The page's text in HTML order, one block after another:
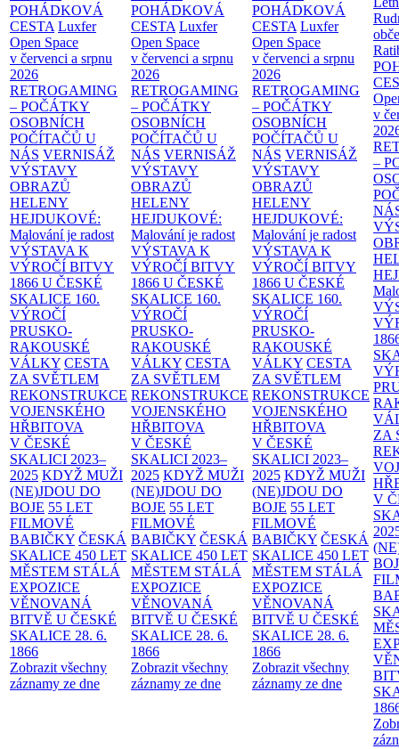
POHÁDKOVÁ
CESTA Luxfer
Open Space
v červenci a srpnu
2026
RETROGAMING
– POČÁTKY
OSOBNÍCH
POČÍTAČŮ U
NÁS VERNISÁŽ
VÝSTAVY
OBRAZŮ
HELENY
HEJDUKOVÉ:
Malování je radost
VÝSTAVA K
VÝROČÍ BITVY
1866 U ČESKÉ
SKALICE 160.
VÝROČÍ
PRUSKO-
RAKOUSKÉ
VÁLKY CESTA
ZA SVĚTLEM
REKONSTRUKCE
VOJENSKÉHO
HŘBITOVA
V ČESKÉ
SKALICI 2023–
2025 KDYŽ MUŽI
(NE)JDOU DO
BOJE 55 LET
FILMOVÉ
BABIČKY ČESKÁ
SKALICE 450 LET
MĚSTEM STÁLÁ
EXPOZICE
VĚNOVANÁ
BITVĚ U ČESKÉ
SKALICE 28. 6.
1866
Zobrazit všechny
záznamy ze dne
POHÁDKOVÁ
CESTA Luxfer
Open Space
v červenci a srpnu
2026
RETROGAMING
– POČÁTKY
OSOBNÍCH
POČÍTAČŮ U
NÁS VERNISÁŽ
VÝSTAVY
OBRAZŮ
HELENY
HEJDUKOVÉ:
Malování je radost
VÝSTAVA K
VÝROČÍ BITVY
1866 U ČESKÉ
SKALICE 160.
VÝROČÍ
PRUSKO-
RAKOUSKÉ
VÁLKY CESTA
ZA SVĚTLEM
REKONSTRUKCE
VOJENSKÉHO
HŘBITOVA
V ČESKÉ
SKALICI 2023–
2025 KDYŽ MUŽI
(NE)JDOU DO
BOJE 55 LET
FILMOVÉ
BABIČKY ČESKÁ
SKALICE 450 LET
MĚSTEM STÁLÁ
EXPOZICE
VĚNOVANÁ
BITVĚ U ČESKÉ
SKALICE 28. 6.
1866
Zobrazit všechny
záznamy ze dne
POHÁDKOVÁ
CESTA Luxfer
Open Space
v červenci a srpnu
2026
RETROGAMING
– POČÁTKY
OSOBNÍCH
POČÍTAČŮ U
NÁS VERNISÁŽ
VÝSTAVY
OBRAZŮ
HELENY
HEJDUKOVÉ:
Malování je radost
VÝSTAVA K
VÝROČÍ BITVY
1866 U ČESKÉ
SKALICE 160.
VÝROČÍ
PRUSKO-
RAKOUSKÉ
VÁLKY CESTA
ZA SVĚTLEM
REKONSTRUKCE
VOJENSKÉHO
HŘBITOVA
V ČESKÉ
SKALICI 2023–
2025 KDYŽ MUŽI
(NE)JDOU DO
BOJE 55 LET
FILMOVÉ
BABIČKY ČESKÁ
SKALICE 450 LET
MĚSTEM STÁLÁ
EXPOZICE
VĚNOVANÁ
BITVĚ U ČESKÉ
SKALICE 28. 6.
1866
Zobrazit všechny
záznamy ze dne
v
–
ZA
V